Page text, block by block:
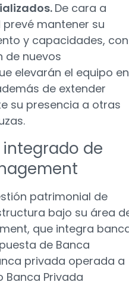
De cara a
mantener su
y capacidades, con
de nuevos
elevarán el equipo en
de extender
su presencia a otras
de
patrimonial de
bajo su área
que integra
de Banca
privada operada a
Banca Privada